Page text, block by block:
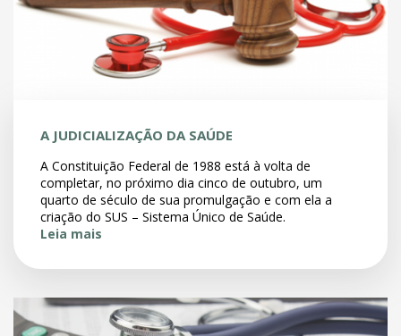
A JUDICIALIZAÇÃO DA SAÚDE
A Constituição Federal de 1988 está à volta de
completar, no próximo dia cinco de outubro, um
quarto de século de sua promulgação e com ela a
criação do SUS – Sistema Único de Saúde.
Leia mais